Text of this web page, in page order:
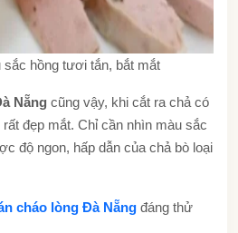
sắc hồng tươi tắn, bắt mắt
Nẵng cũng vậy, khi cắt ra chả có
đẹp mắt. Chỉ cần nhìn màu sắc
độ ngon, hấp dẫn của chả bò loại
cháo lòng Đà Nẵng đáng thử